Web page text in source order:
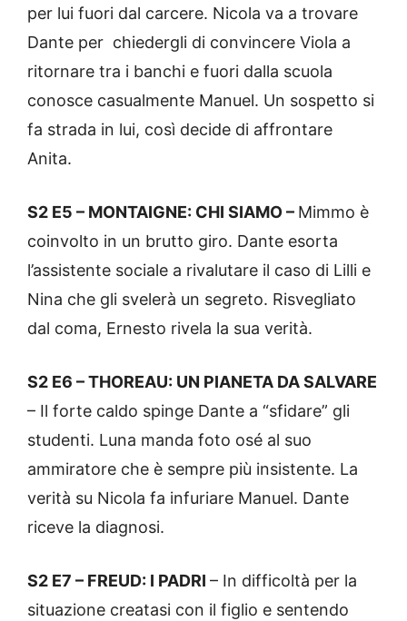
per lui fuori dal carcere. Nicola va a trovare
Dante per chiedergli di convincere Viola a
ritornare tra i banchi e fuori dalla scuola
conosce casualmente Manuel. Un sospetto si
fa strada in lui, così decide di affrontare
Anita.
S2 E5 – MONTAIGNE: CHI SIAMO – Mimmo è
coinvolto in un brutto giro. Dante esorta
l’assistente sociale a rivalutare il caso di Lilli e
Nina che gli svelerà un segreto. Risvegliato
dal coma, Ernesto rivela la sua verità.
S2 E6 – THOREAU: UN PIANETA DA SALVARE
– Il forte caldo spinge Dante a “sfidare” gli
studenti. Luna manda foto osé al suo
ammiratore che è sempre più insistente. La
verità su Nicola fa infuriare Manuel. Dante
riceve la diagnosi.
S2 E7 – FREUD: I PADRI – In difficoltà per la
situazione creatasi con il figlio e sentendo